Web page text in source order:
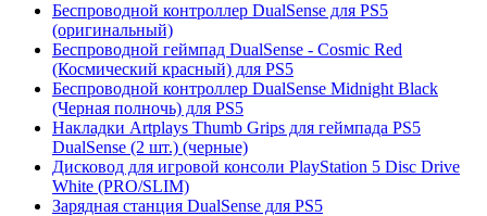
Беспроводной контроллер DualSense для PS5
(оригинальный)
Беспроводной геймпад DualSense - Cosmic Red
(Космический красный) для PS5
Беспроводной контроллер DualSense Midnight Black
(Черная полночь) для PS5
Накладки Artplays Thumb Grips для геймпада PS5
DualSense (2 шт.) (черные)
Дисковод для игровой консоли PlayStation 5 Disc Drive
White (PRO/SLIM)
Зарядная станция DualSense для PS5